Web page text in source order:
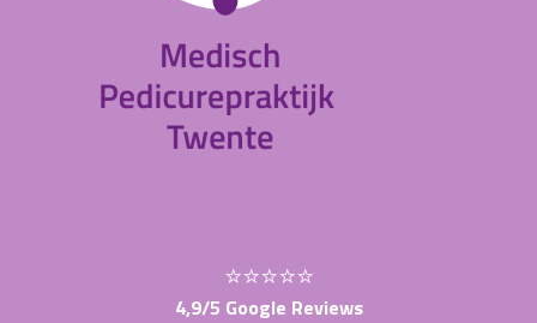
⭐⭐⭐⭐⭐
4,9/5 Google Reviews